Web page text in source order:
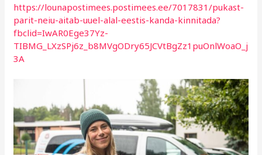
https://lounapostimees.postimees.ee/7017831/pukast-
parit-neiu-aitab-uuel-alal-eestis-kanda-kinnitada?
fbclid=IwAR0Ege37Yz-
TIBMG_LXzSPj6z_b8MVgODry65JCVtBgZz1puOnlWoaO_j
3A